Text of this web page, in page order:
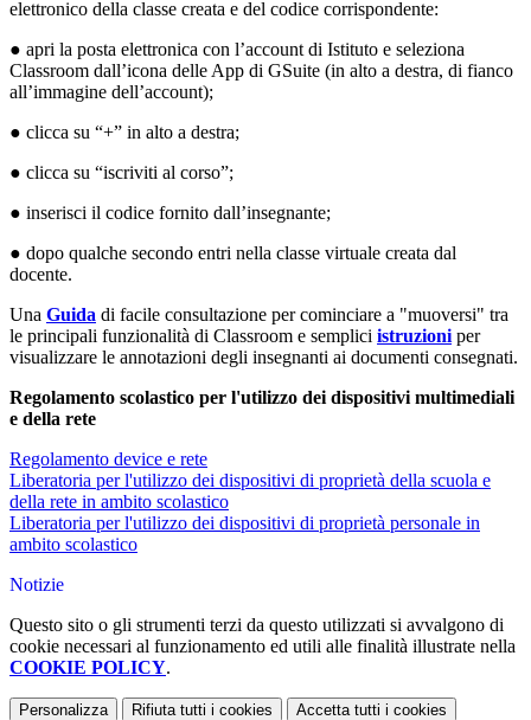
elettronico della classe creata e del codice corrispondente:
● apri la posta elettronica con l’account di Istituto e seleziona
Classroom dall’icona delle App di GSuite (in alto a destra, di fianco
all’immagine dell’account);
● clicca su “+” in alto a destra;
● clicca su “iscriviti al corso”;
● inserisci il codice fornito dall’insegnante;
● dopo qualche secondo entri nella classe virtuale creata dal
docente.
Una ​ Guida di facile consultazione per cominciare a "muoversi" tra
le principali funzionalità di Classroom e semplici istruzioni per
visualizzare le annotazioni degli insegnanti ai documenti consegnati.
Regolamento scolastico per l'utilizzo dei dispositivi multimediali
e della rete
Regolamento device e rete
Liberatoria per l'utilizzo dei dispositivi di proprietà della scuola e
della rete in ambito scolastico
Liberatoria per l'utilizzo dei dispositivi di proprietà personale in
ambito scolastico
Notizie
Questo sito o gli strumenti terzi da questo utilizzati si avvalgono di
cookie necessari al funzionamento ed utili alle finalità illustrate nella
COOKIE POLICY.
Personalizza Rifiuta tutti i cookies Accetta tutti i cookies